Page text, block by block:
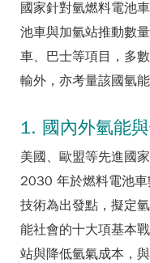
國家針對氫燃料電池
池車與加氫站推動數
車、巴士等項目，多
輸外，亦考量該國氫能
1. 國內外氫能
美國、歐盟等先進國
2030 年於燃料電池
技術為出發點，擬定
能社會的十大項基本
站與降低氫氣成本，